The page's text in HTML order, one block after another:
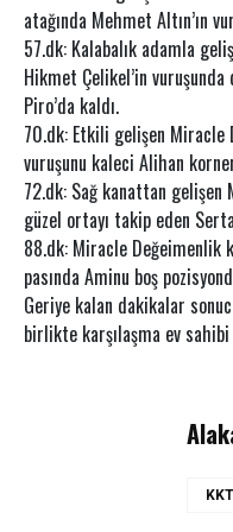
atağında Mehmet Altın’ın
57.dk: Kalabalık adamla
Hikmet Çelikel’in
Piro’da kaldı.
70.dk: Etkili gelişen Miracle
vuruşunu kaleci Alihan
72.dk: Sağ kanattan gelişen
güzel ortayı takip eden
88.dk: Miracle Değeimenlik
pasında Aminu boş
Geriye kalan dakikalar
birlikte karşılaşma ev